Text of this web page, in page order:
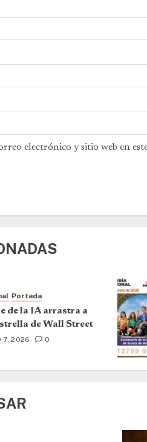
electrónico y sitio web en
Portada
de la IA arrastra a
de Wall Street
7, 2026 0